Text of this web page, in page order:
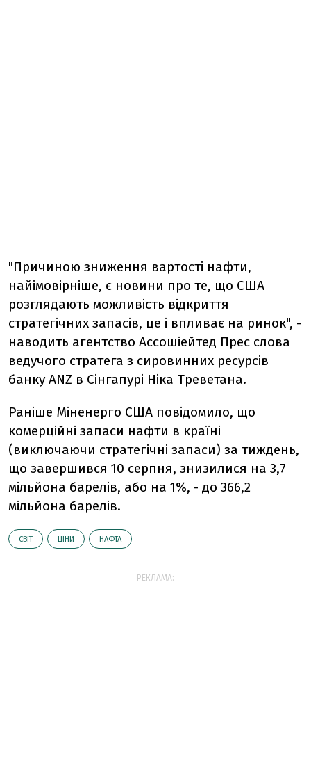
"Причиною зниження вартості нафти,
найімовірніше, є новини про те, що США
розглядають можливість відкриття
стратегічних запасів, це і впливає на ринок", -
наводить агентство Ассошіейтед Прес слова
ведучого стратега з сировинних ресурсів
банку ANZ в Сінгапурі Ніка Треветана.
Раніше Міненерго США повідомило, що
комерційні запаси нафти в країні
(виключаючи стратегічні запаси) за тиждень,
що завершився 10 серпня, знизилися на 3,7
мільйона барелів, або на 1%, - до 366,2
мільйона барелів.
СВІТ ЦІНИ НАФТА
РЕКЛАМА: